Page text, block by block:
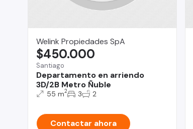
Welink Propiedades SpA
Santiago
Departamento en arriendo
3D/2B Metro Ñuble
$450.000
55 m2 3 2
Contactar ahora